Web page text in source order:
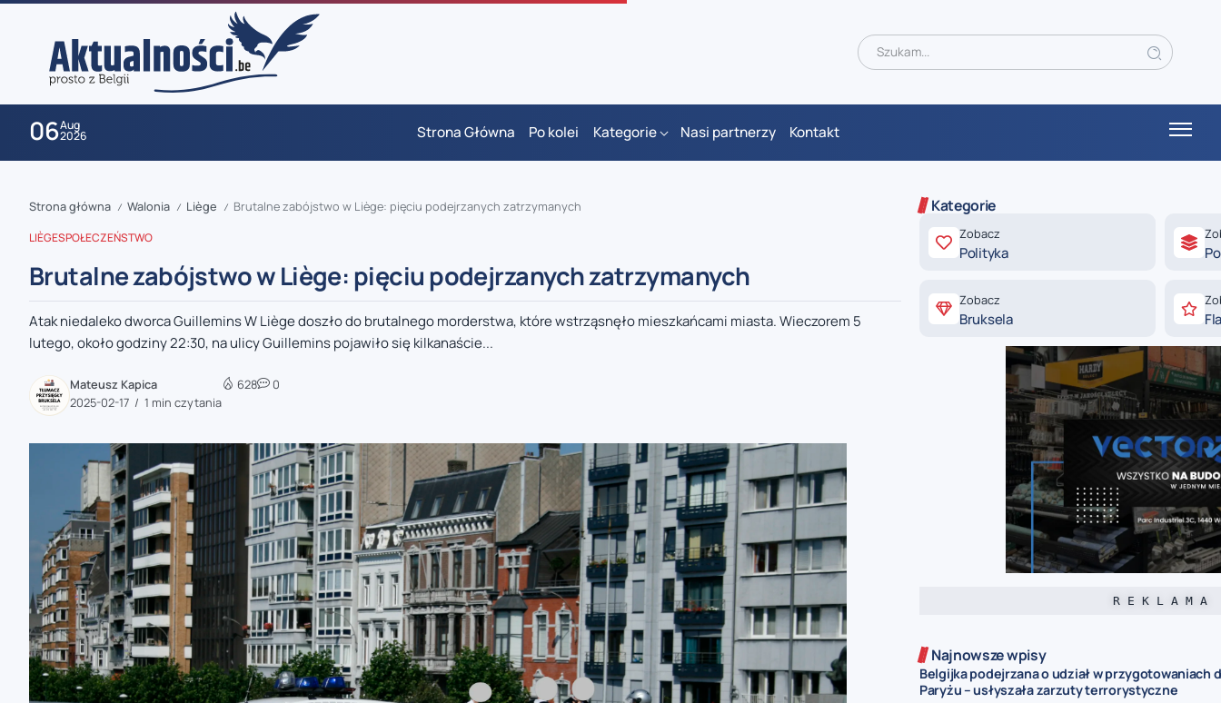
06Aug
2026 Strona Główna Po kolei Kategorie Nasi partnerzy Kontakt
zaobserwuj nas
zaobserwuj nas
zaobserwuj nas
zaobserwuj nas
zaobserwuj nas
Strona główna / Walonia / Liège / Brutalne zabójstwo w Liège: pięciu podejrzanych zatrzymanych
LIÈGESPOŁECZEŃSTWO
Brutalne zabójstwo w Liège: pięciu podejrzanych zatrzymanych
Atak niedaleko dworca Guillemins W Liège doszło do brutalnego morderstwa, które wstrząsnęło mieszkańcami miasta. Wieczorem 5
lutego, około godziny 22:30, na ulicy Guillemins pojawiło się kilkanaście...
Mateusz Kapica
2025-02-17
1 min czytania
628 0
Kategorie
Zobacz
Polityka
Zobacz
Bruksela
R E K L A M A
Najnowsze wpisy
Belgijka podejrzana o udział w przygotowaniach
Paryżu – usłyszała zarzuty terrorystyczne